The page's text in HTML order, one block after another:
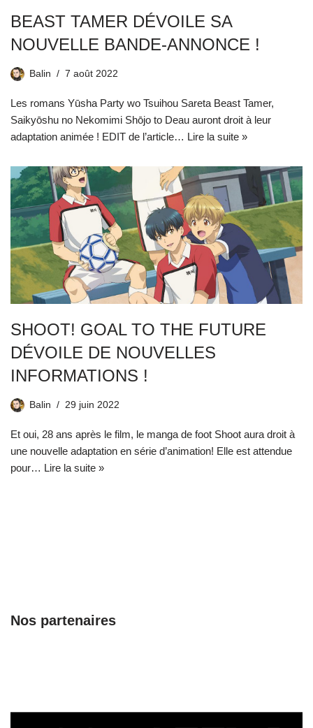
BEAST TAMER DÉVOILE SA
NOUVELLE BANDE-ANNONCE !
Balin 7 août 2022
Les romans Yūsha Party wo Tsuihou Sareta Beast Tamer,
Saikyōshu no Nekomimi Shōjo to Deau auront droit à leur
adaptation animée ! EDIT de l’article… Lire la suite »
SHOOT! GOAL TO THE FUTURE
DÉVOILE DE NOUVELLES
INFORMATIONS !
Balin 29 juin 2022
Et oui, 28 ans après le film, le manga de foot Shoot aura droit à
une nouvelle adaptation en série d’animation! Elle est attendue
pour… Lire la suite »
Nos partenaires